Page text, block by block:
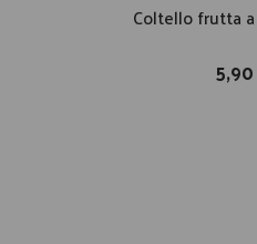
Coltello frutta